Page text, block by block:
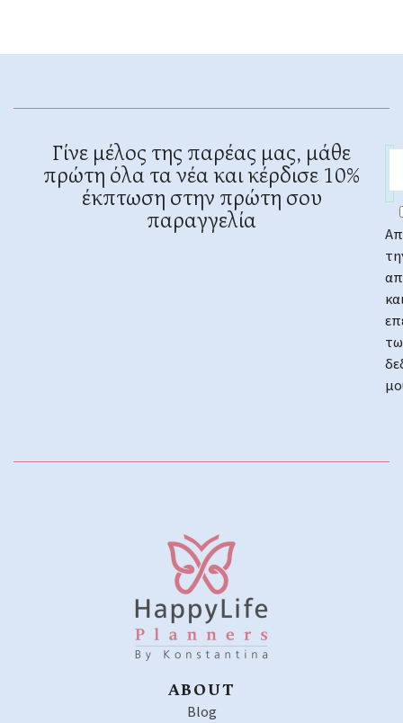
Γίνε μέλος της παρέας μας, μάθε
πρώτη όλα τα νέα και κέρδισε 10%
έκπτωση στην πρώτη σου
παραγγελία
ABOUT
Blog